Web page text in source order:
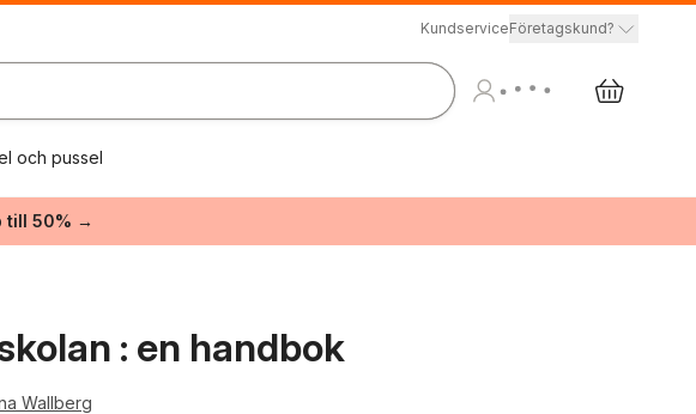
KundserviceFöretagskund?
och pussel
till 50% →
: en handbok
Wallberg